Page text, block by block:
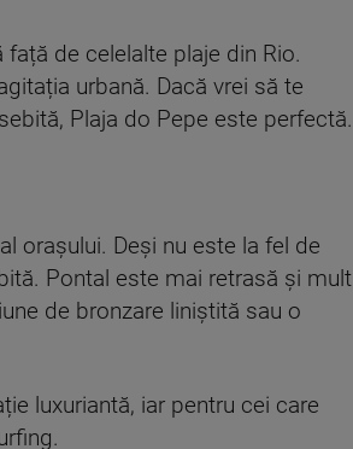
de celelalte plaje din Rio.
urbană. Dacă vrei să te
Plaja do Pepe este perfectă.
orașului. Deși nu este la fel de
Pontal este mai retrasă și mult
de bronzare liniștită sau o
luxuriantă, iar pentru cei care